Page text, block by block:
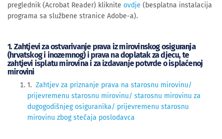
preglednik (Acrobat Reader) kliknite ovdje (besplatna instalacija
programa sa službene stranice Adobe-a).
1. Zahtjevi za ostvarivanje prava iz mirovinskog osiguranja
(hrvatskog i inozemnog) i prava na doplatak za djecu, te
zahtjevi isplatu mirovina i za izdavanje potvrde o isplaćenoj
mirovini
1. Zahtjev za priznanje prava na starosnu mirovinu/
prijevremenu starosnu mirovinu/ starosnu mirovinu za
dugogodišnjeg osiguranika/ prijevremenu starosnu
mirovinu zbog stečaja poslodavca